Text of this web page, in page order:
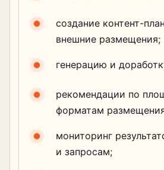
создание контент-
внешние размещения;
генерацию и
рекомендации по
форматам
мониторинг
и запросам;